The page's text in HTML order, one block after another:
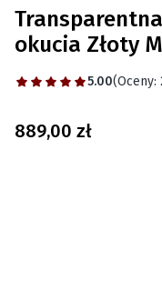
okucia Złoty
5.00(Oceny:
Cena
889,00 zł